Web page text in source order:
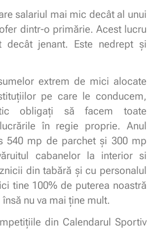
salariul mai mic decât al unui
dintr-o primărie. Acest lucru
decât jenant. Este nedrept și
extrem de mici alocate
pe care le conducem,
obligați să facem toate
în regie proprie. Anul
540 mp de parchet și 300 mp
cabanelor la interior si
din tabără și cu personalul
tine 100% de puterea noastră
nu va mai ține mult.
din Calendarul Sportiv